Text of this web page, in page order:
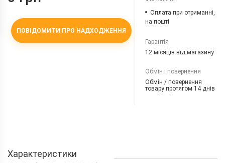
ПОВІДОМИТИ ПРО НАДХОДЖЕННЯ
Оплата при отриманні,
на пошті
Гарантія
12 місяців від магазину
Обмін і повернення
Обмін / повернення
товару протягом 14 днів
Характеристики